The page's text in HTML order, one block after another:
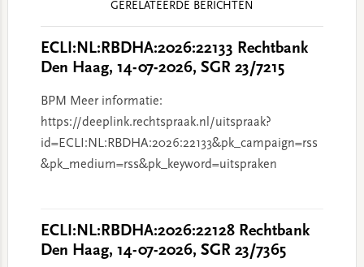
GERELATEERDE BERICHTEN
ECLI:NL:RBDHA:2026:22133 Rechtbank
Den Haag, 14-07-2026, SGR 23/7215
BPM Meer informatie:
https://deeplink.rechtspraak.nl/uitspraak?
id=ECLI:NL:RBDHA:2026:22133&pk_campaign=rss
&pk_medium=rss&pk_keyword=uitspraken
ECLI:NL:RBDHA:2026:22128 Rechtbank
Den Haag, 14-07-2026, SGR 23/7365